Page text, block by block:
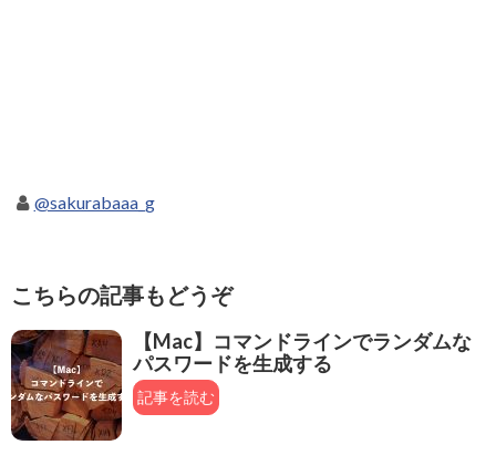
@sakurabaaa_g
こちらの記事もどうぞ
【Mac】コマンドラインでランダムな
パスワードを生成する
記事を読む